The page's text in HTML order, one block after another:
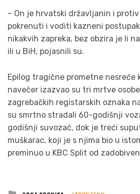
– On je hrvatski državljanin i
pokrenuti i voditi kazneni
nikakvih zapreka, bez obzira je li
ili u BiH, pojasnili su.
Epilog tragične prometne nesreće
navečer izazvao su tri mrtve
zagrebačkih registarskih oznaka
su smrtno stradali 60-godišnji
godišnji suvozač, dok je treći
muškarac, koji je s njima bio u
preminuo u KBC Split od